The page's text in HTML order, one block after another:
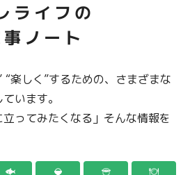
ライフの
ノート
“楽しく”するための、さまざまな
います。
立ってみたくなる」そんな情報を